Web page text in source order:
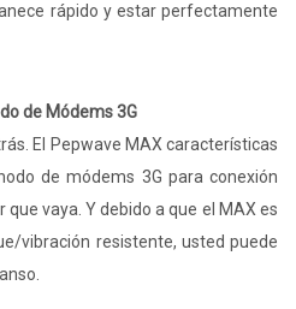
rápido y estar perfectamente
de Módems 3G
El Pepwave MAX características
de módems 3G para conexión
vaya. Y debido a que el MAX es
vibración resistente, usted puede